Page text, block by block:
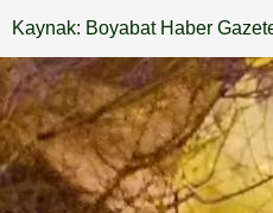
Kaynak: Boyabat Haber